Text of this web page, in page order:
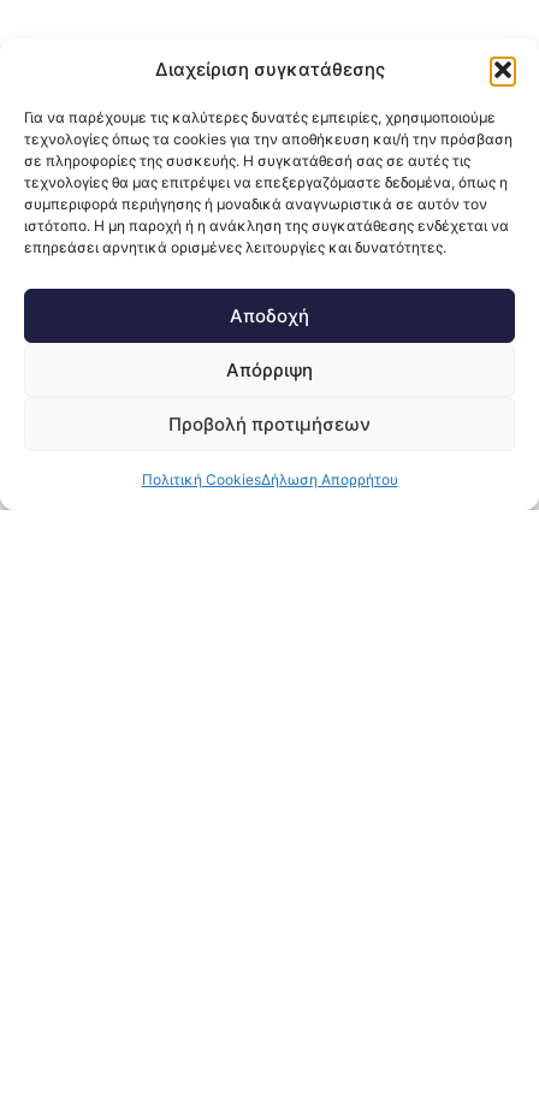
Διαχείριση συγκατάθεσης
Για να παρέχουμε τις καλύτερες δυνατές εμπειρίες, χρησιμοποιούμε
τεχνολογίες όπως τα cookies για την αποθήκευση και/ή την πρόσβαση
σε πληροφορίες της συσκευής. Η συγκατάθεσή σας σε αυτές τις
τεχνολογίες θα μας επιτρέψει να επεξεργαζόμαστε δεδομένα, όπως η
συμπεριφορά περιήγησης ή μοναδικά αναγνωριστικά σε αυτόν τον
ιστότοπο. Η μη παροχή ή η ανάκληση της συγκατάθεσης ενδέχεται να
επηρεάσει αρνητικά ορισμένες λειτουργίες και δυνατότητες.
Αποδοχή
Απόρριψη
Προβολή προτιμήσεων
Πολιτική CookiesΔήλωση Απορρήτου